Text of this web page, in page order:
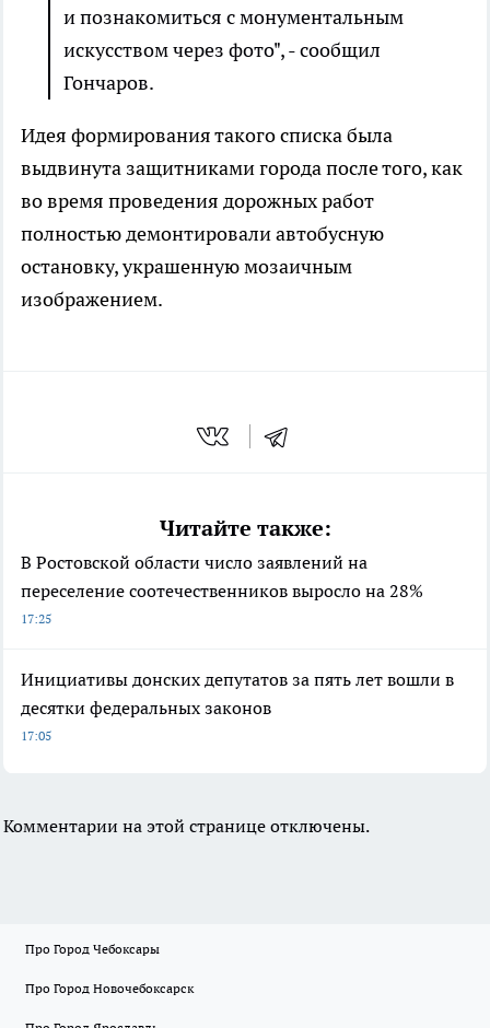
и познакомиться с монументальным
искусством через фото", - сообщил
Гончаров.
Идея формирования такого списка была
выдвинута защитниками города после того, как
во время проведения дорожных работ
полностью демонтировали автобусную
остановку, украшенную мозаичным
изображением.
Читайте также:
В Ростовской области число заявлений на
переселение соотечественников выросло на 28%
17:25
Инициативы донских депутатов за пять лет вошли в
десятки федеральных законов
17:05
Комментарии на этой странице отключены.
Про Город Чебоксары
Про Город Новочебоксарск